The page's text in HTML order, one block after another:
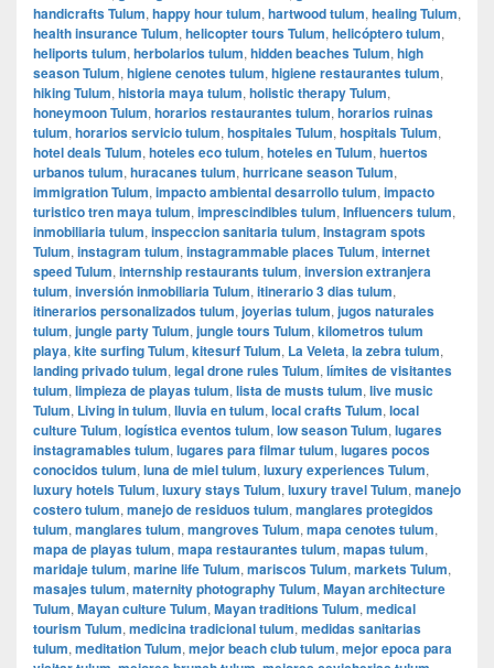
handicrafts Tulum, happy hour tulum, hartwood tulum, healing Tulum,
health insurance Tulum, helicopter tours Tulum, helicóptero tulum,
heliports tulum, herbolarios tulum, hidden beaches Tulum, high
season Tulum, higiene cenotes tulum, higiene restaurantes tulum,
hiking Tulum, historia maya tulum, holistic therapy Tulum,
honeymoon Tulum, horarios restaurantes tulum, horarios ruinas
tulum, horarios servicio tulum, hospitales Tulum, hospitals Tulum,
hotel deals Tulum, hoteles eco tulum, hoteles en Tulum, huertos
urbanos tulum, huracanes tulum, hurricane season Tulum,
immigration Tulum, impacto ambiental desarrollo tulum, impacto
turistico tren maya tulum, imprescindibles tulum, Influencers tulum,
inmobiliaria tulum, inspeccion sanitaria tulum, Instagram spots
Tulum, instagram tulum, instagrammable places Tulum, internet
speed Tulum, internship restaurants tulum, inversion extranjera
tulum, inversión inmobiliaria Tulum, itinerario 3 dias tulum,
itinerarios personalizados tulum, joyerias tulum, jugos naturales
tulum, jungle party Tulum, jungle tours Tulum, kilometros tulum
playa, kite surfing Tulum, kitesurf Tulum, La Veleta, la zebra tulum,
landing privado tulum, legal drone rules Tulum, límites de visitantes
tulum, limpieza de playas tulum, lista de musts tulum, live music
Tulum, Living in tulum, lluvia en tulum, local crafts Tulum, local
culture Tulum, logística eventos tulum, low season Tulum, lugares
instagramables tulum, lugares para filmar tulum, lugares pocos
conocidos tulum, luna de miel tulum, luxury experiences Tulum,
luxury hotels Tulum, luxury stays Tulum, luxury travel Tulum, manejo
costero tulum, manejo de residuos tulum, manglares protegidos
tulum, manglares tulum, mangroves Tulum, mapa cenotes tulum,
mapa de playas tulum, mapa restaurantes tulum, mapas tulum,
maridaje tulum, marine life Tulum, mariscos Tulum, markets Tulum,
masajes tulum, maternity photography Tulum, Mayan architecture
Tulum, Mayan culture Tulum, Mayan traditions Tulum, medical
tourism Tulum, medicina tradicional tulum, medidas sanitarias
tulum, meditation Tulum, mejor beach club tulum, mejor epoca para